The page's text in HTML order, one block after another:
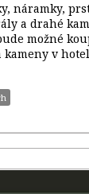
náramky,
a drahé
možné
kameny v